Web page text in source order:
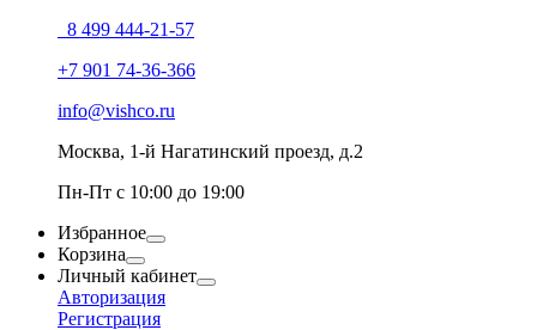
8 499 444-21-57
+7 901 74-36-366
info@vishco.ru
Москва, 1-й Нагатинский проезд, д.2
Пн-Пт с 10:00 до 19:00
Избранное
Корзина
Личный кабинет
Авторизация
Регистрация